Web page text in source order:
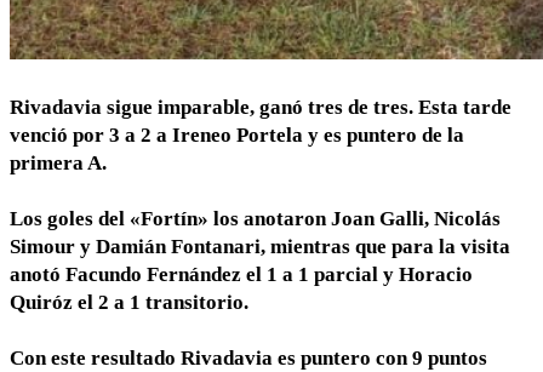
Rivadavia sigue imparable, ganó tres de tres. Esta tarde
venció por 3 a 2 a Ireneo Portela y es puntero de la
primera A.
Los goles del «Fortín» los anotaron Joan Galli, Nicolás
Simour y Damián Fontanari, mientras que para la visita
anotó Facundo Fernández el 1 a 1 parcial y Horacio
Quiróz el 2 a 1 transitorio.
Con este resultado Rivadavia es puntero con 9 puntos